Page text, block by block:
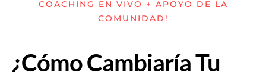
COACHING EN VIVO + APOYO DE LA
COMUNIDAD!
¿Cómo Cambiaría Tu